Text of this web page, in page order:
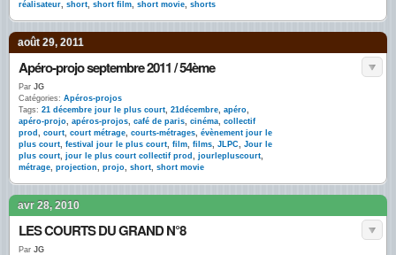
réalisateur, short, short film, short movie, shorts
août 29, 2011
Apéro-projo septembre 2011 / 54ème
Par JG
Catégories: Apéros-projos
Tags: 21 décembre jour le plus court, 21décembre, apéro,
apéro-projo, apéros-projos, café de paris, cinéma, collectif
prod , court, court métrage, courts-métrages, évènement jour le
plus court, festival jour le plus court, film, films, JLPC, Jour le
plus court, jour le plus court collectif prod , jourlepluscourt,
métrage, projection, projo, short, short movie
avr 28, 2010
LES COURTS DU GRAND N°8
Par JG